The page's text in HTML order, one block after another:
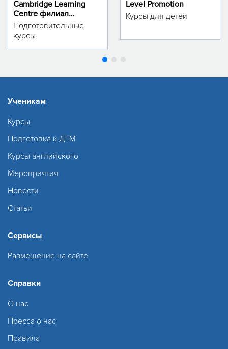
Cambridge Learning
Centre филиал
м.Тинчлик
Подготовительные
курсы
Level Promotion
Курсы для детей
Ученикам
Курсы
Подготовка к ДТМ
Курсы английского
Мероприятия
Новости
Статьи
Сервисы
Размещение на сайте
Справки
О нас
Пресса о нас
Правила